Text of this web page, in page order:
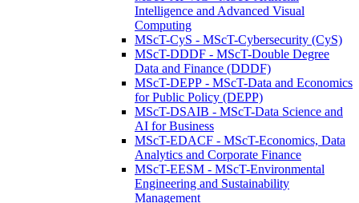
Intelligence and Advanced Visual
Computing
MScT-CyS - MScT-Cybersecurity (CyS)
MScT-DDDF - MScT-Double Degree
Data and Finance (DDDF)
MScT-DEPP - MScT-Data and Economics
for Public Policy (DEPP)
MScT-DSAIB - MScT-Data Science and
AI for Business
MScT-EDACF - MScT-Economics, Data
Analytics and Corporate Finance
MScT-EESM - MScT-Environmental
Engineering and Sustainability
Management